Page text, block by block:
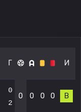
Г И
0
2
0 0 0 0 В